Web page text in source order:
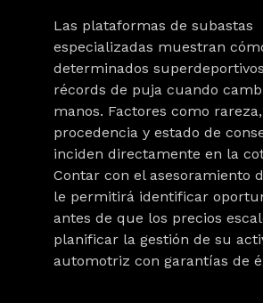
Las plataformas de subastas
especializadas muestran
determinados
récords de puja cuando
manos. Factores como rareza,
procedencia y estado de
inciden directamente en la
Contar con el asesoramiento
le permitirá identificar
antes de que los precios
planificar la gestión de su
automotriz con garantías de